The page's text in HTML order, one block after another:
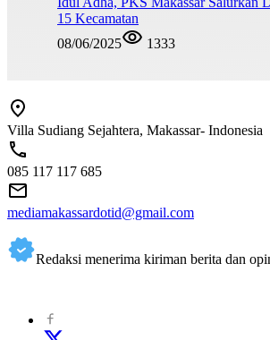
15 Kecamatan
08/06/2025
1333
Villa Sudiang Sejahtera, Makassar- Indonesia
085 117 117 685
mediamakassardotid@gmail.com
Redaksi menerima kiriman berita dan